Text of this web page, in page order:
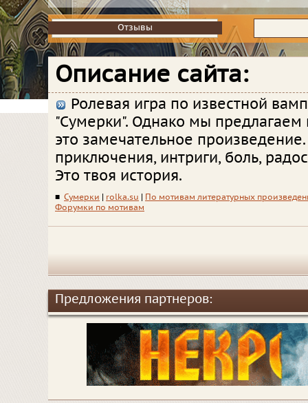
Отзывы
Отзывы
Описание сайта:
Ролевая игра по известной
"Сумерки". Однако мы предлагаем
это замечательное
приключения, интриги, боль,
Это твоя история.
■ Сумерки rolka.su
По мотивам литературных
Форумки по мотивам
Предложения партнеров: